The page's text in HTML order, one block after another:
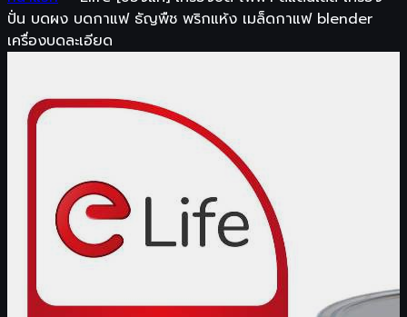
ปั่น บดผง บดกาแฟ ธัญพืช พริกแห้ง เมล็ดกาแฟ blender
เครื่องบดละเอียด